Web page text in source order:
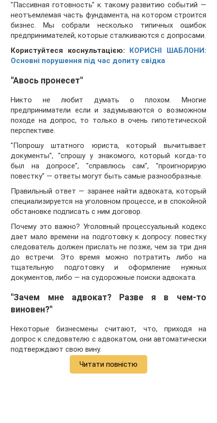
"Пассивная готовность" к такому развитию событий —
неотъемлемая часть фундамента, на котором строится
бизнес. Мы собрали несколько типичных ошибок
предпринимателей, которые сталкиваются с допросами.
Користуйтеся коснультацією: КОРИСНІ ШАБЛОНИ:
Основні порушення під час допиту свідка
"Авось пронесет"
Никто не любит думать о плохом. Многие
предприниматели если и задумываются о возможном
походе на допрос, то только в очень гипотетической
перспективе.
"Попрошу штатного юриста, который вычитывает
документы", "спрошу у знакомого, который когда-то
был на допросе", "справлюсь сам", "проигнорирую
повестку" — ответы могут быть самые разнообразные.
Правильный ответ — заранее найти адвоката, который
специализируется на уголовном процессе, и в спокойной
обстановке подписать с ним договор.
Почему это важно? Уголовный процессуальный кодекс
дает мало времени на подготовку к допросу: повестку
следователь должен прислать не позже, чем за три дня
до встречи. Это время можно потратить либо на
тщательную подготовку и оформление нужных
документов, либо — на судорожные поиски адвоката.
"Зачем мне адвокат? Разве я в чем-то
виновен?"
Некоторые бизнесмены считают, что, приходя на
допрос к следователю с адвокатом, они автоматически
подтверждают свою вину.
Читати повністю